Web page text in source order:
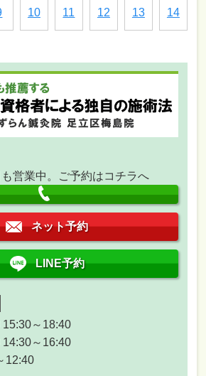
10 11 12 13 14
営業中。ご予約はコチラへ
ネット予約
LINE予約
～18:40
～16:40
12:40